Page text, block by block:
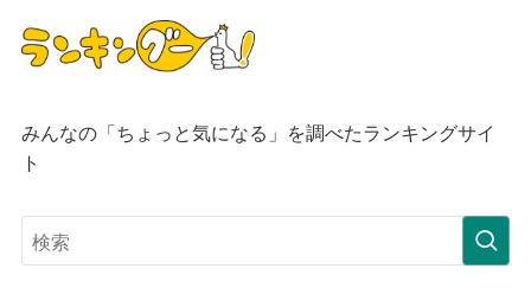
みんなの「ちょっと気になる」を調べたランキングサイ
ト